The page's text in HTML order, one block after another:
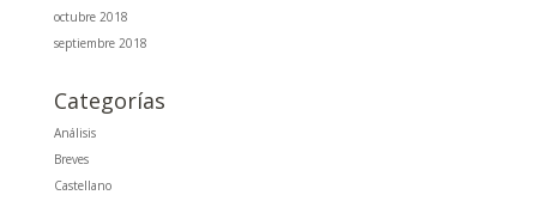
octubre 2018
septiembre 2018
Categorías
Análisis
Breves
Castellano